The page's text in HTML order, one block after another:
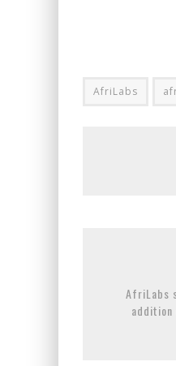
AfriLabs
AfriLabs
addition